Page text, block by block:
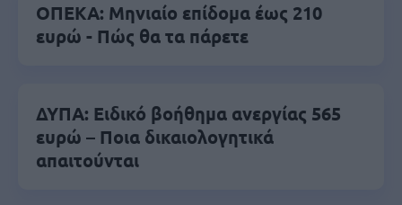
ΟΠΕΚΑ: Μηνιαίο επίδομα έως 210
ευρώ - Πώς θα τα πάρετε
ΔΥΠΑ: Ειδικό βοήθημα ανεργίας 565
ευρώ – Ποια δικαιολογητικά
απαιτούνται